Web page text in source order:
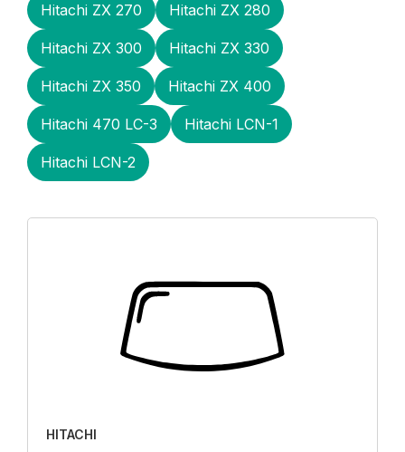
Hitachi ZX 270 Hitachi ZX 280
Hitachi ZX 300 Hitachi ZX 330
Hitachi ZX 350 Hitachi ZX 400
Hitachi 470 LC-3 Hitachi LCN-1
Hitachi LCN-2
HITACHI